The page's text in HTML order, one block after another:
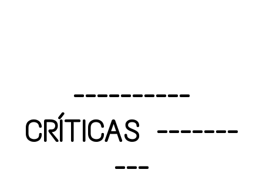
----------
CRÍTICAS -------
---